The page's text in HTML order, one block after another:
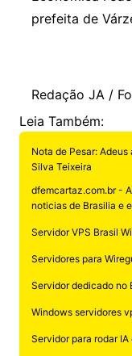
prefeita de
Redação JA /
Leia Também:
Nota de Pesar:
Silva Teixeira
dfemcartaz.com.br -
noticias de Brasilia e
Servidor VPS Brasil
Servidores para
Servidor dedicado no
Windows servidores
Servidor para rodar